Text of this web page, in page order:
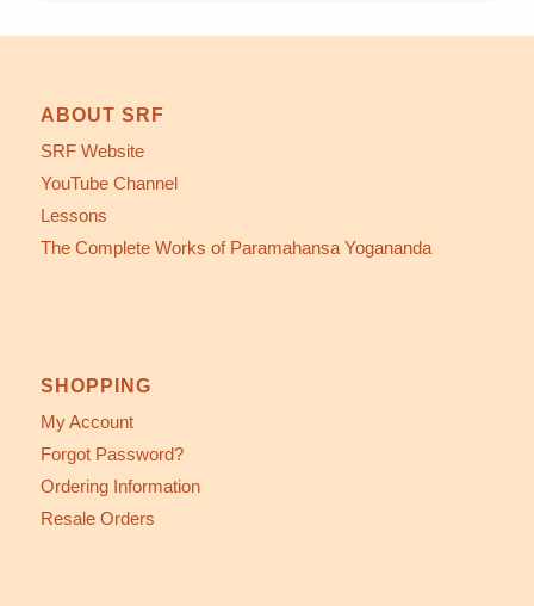
ABOUT SRF
SRF Website
YouTube Channel
Lessons
The Complete Works of Paramahansa Yogananda
SHOPPING
My Account
Forgot Password?
Ordering Information
Resale Orders